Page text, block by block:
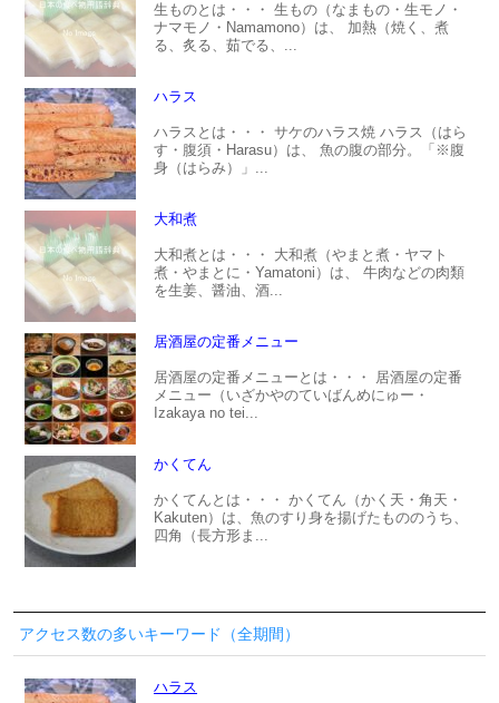
生ものとは・・・ 生もの（なまもの・生モノ・
ナマモノ・Namamono）は、 加熱（焼く、煮
る、炙る、茹でる、...
ハラス
ハラスとは・・・ サケのハラス焼 ハラス（はら
す・腹須・Harasu）は、 魚の腹の部分。「※腹
身（はらみ）」...
大和煮
大和煮とは・・・ 大和煮（やまと煮・ヤマト
煮・やまとに・Yamatoni）は、 牛肉などの肉類
を生姜、醤油、酒...
居酒屋の定番メニュー
居酒屋の定番メニューとは・・・ 居酒屋の定番
メニュー（いざかやのていばんめにゅー・
Izakaya no tei...
かくてん
かくてんとは・・・ かくてん（かく天・角天・
Kakuten）は、魚のすり身を揚げたもののうち、
四角（長方形ま...
アクセス数の多いキーワード（全期間）
ハラス